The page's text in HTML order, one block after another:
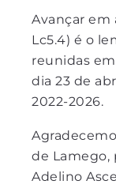
Avançar em
Lc5.4) é o
reunidas
dia 23 de
2022-2026.
de Lamego,
Adelino